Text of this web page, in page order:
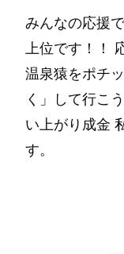
みんなの応援
上位です！！
温泉猿をポチ
く」して行こ
い上がり成金
す。